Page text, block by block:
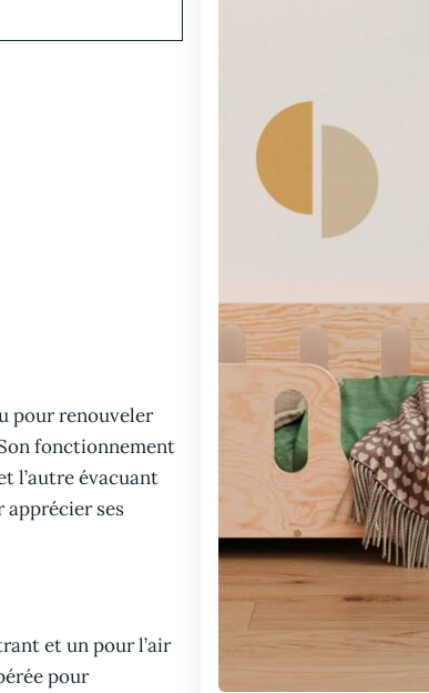
pour renouveler
fonctionnement
l’autre évacuant
apprécier ses
et un pour l’air
pour